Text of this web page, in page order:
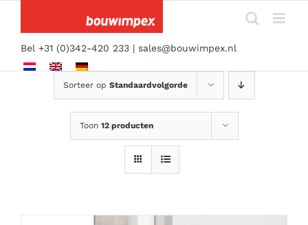
inhoud
Bel +31 (0)342-420 233 | sales@bouwimpex.nl
Sorteer op Standaardvolgorde
Toon 12 producten